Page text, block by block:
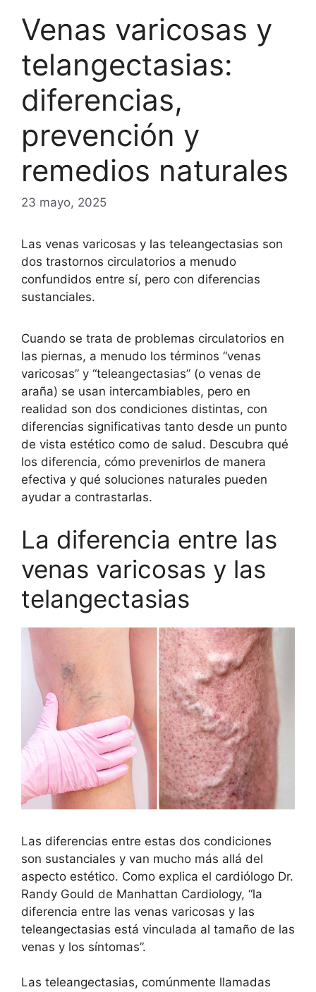
Venas varicosas y
telangectasias:
diferencias,
prevención y
remedios naturales
23 mayo, 2025
Las venas varicosas y las teleangectasias son
dos trastornos circulatorios a menudo
confundidos entre sí, pero con diferencias
sustanciales.
Cuando se trata de problemas circulatorios en
las piernas, a menudo los términos “venas
varicosas” y “teleangectasias” (o venas de
araña) se usan intercambiables, pero en
realidad son dos condiciones distintas, con
diferencias significativas tanto desde un punto
de vista estético como de salud. Descubra qué
los diferencia, cómo prevenirlos de manera
efectiva y qué soluciones naturales pueden
ayudar a contrastarlas.
La diferencia entre las
venas varicosas y las
telangectasias
Las diferencias entre estas dos condiciones
son sustanciales y van mucho más allá del
aspecto estético. Como explica el cardiólogo Dr.
Randy Gould de Manhattan Cardiology, “la
diferencia entre las venas varicosas y las
teleangectasias está vinculada al tamaño de las
venas y los síntomas”.
Las teleangectasias, comúnmente llamadas